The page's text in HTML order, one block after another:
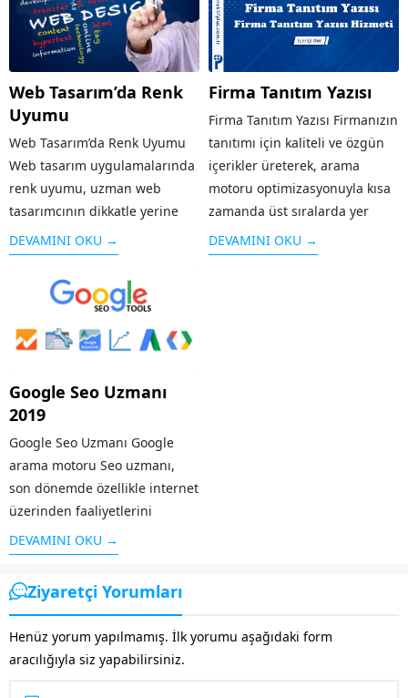
Web Tasarım’da Renk
Uyumu
Web Tasarım’da Renk Uyumu
Web tasarım uygulamalarında
renk uyumu, uzman web
tasarımcının dikkatle yerine
getirmesi gereken
görevlerinden biridir. Çünkü
başarılı bir şekilde web
tasarımı geröekleştirmek için
en temel özelliklerden biri olan
web sitesinin içeriğine ve...
DEVAMINI OKU →
Firma Tanıtım Yazısı
Firma Tanıtım Yazısı Firmanızın
tanıtımı için kaliteli ve özgün
içerikler üreterek, arama
motoru optimizasyonuyla kısa
zamanda üst sıralarda yer
almanızı sağlıyoruz. Aynı
zamanda baclink çalışmalıyla
DEVAMINI OKU →
Google Seo Uzmanı
2019
Google Seo Uzmanı Google
arama motoru Seo uzmanı,
son dönemde özellikle internet
üzerinden faaliyetlerini
sürdüren pek çok bireysel veya
kurumsal şirketin sıklıkla
araştırma yaptığı konular
arasında yer almaktadır.
gün giderek daha...
DEVAMINI OKU →
Ziyaretçi Yorumları
Henüz yorum yapılmamış. İlk yorumu aşağıdaki form
aracılığıyla siz yapabilirsiniz.